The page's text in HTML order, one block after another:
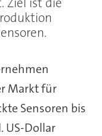
Markt für
Sensoren bis
US-Dollar